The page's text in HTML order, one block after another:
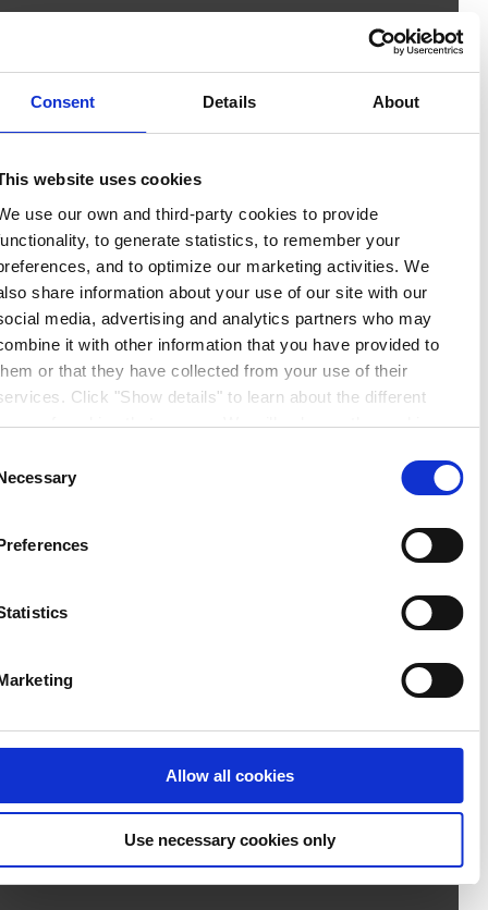
Consent Details About
This website uses cookies
We use our own and third-party cookies to provide
functionality, to generate statistics, to remember your
preferences, and to optimize our marketing activities. We
also share information about your use of our site with our
social media, advertising and analytics partners who may
combine it with other information that you have provided to
them or that they have collected from your use of their
services. Click "Show details" to learn about the different
types of cookies that we use. We will only use the cookies
cookies after having received your consent. You may
withdraw your consent at any time by using the link in our
. If you would like to know more how we
process your personal data, please visit our
Privacy
Selection
Necessary
Preferences
Statistics
Marketing
Allow all cookies
Use necessary cookies only